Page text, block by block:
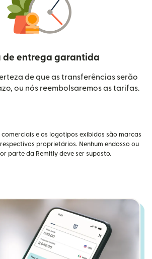
de entrega garantida
de que as transferências serão
ou nós reembolsaremos as tarifas.
comerciais e os logotipos exibidos são marcas
proprietários. Nenhum endosso ou
parte da Remitly deve ser suposto.